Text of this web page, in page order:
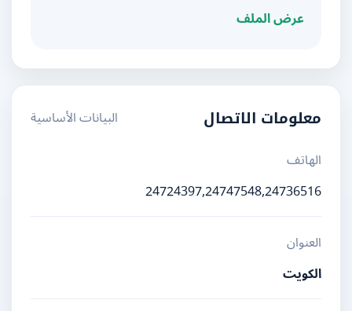
عرض الملف
معلومات الاتصال
البيانات الأساسية
الهاتف
24724397,24747548,24736516
العنوان
الكويت